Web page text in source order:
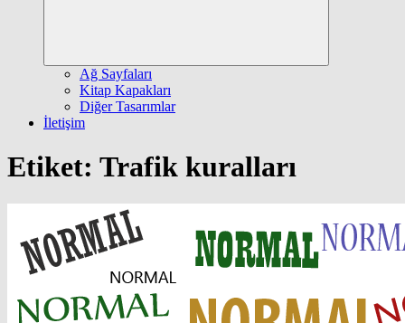
Ağ Sayfaları
Kitap Kapakları
Diğer Tasarımlar
İletişim
Etiket: Trafik kuralları